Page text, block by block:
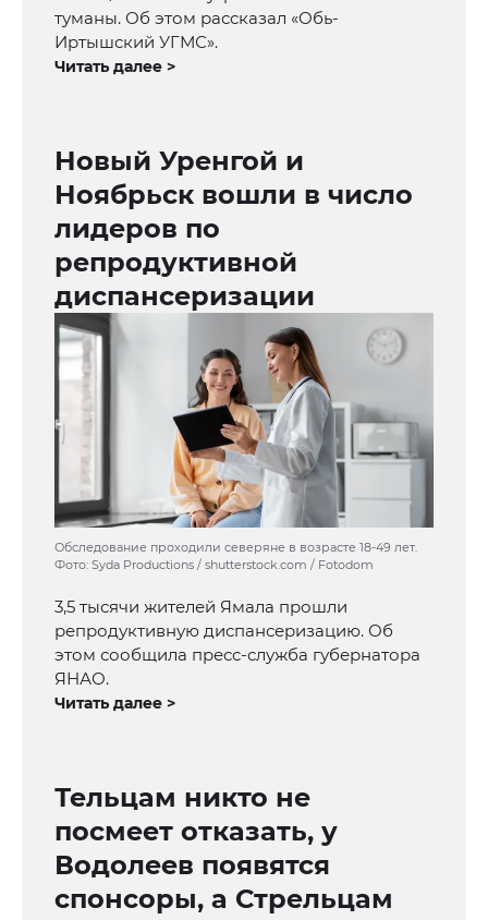
туманы. Об этом рассказал «Обь-
Иртышский УГМС».
Читать далее >
Новый Уренгой и
Ноябрьск вошли в число
лидеров по
репродуктивной
диспансеризации
Обследование проходили северяне в возрасте 18-49 лет.
Фото: Syda Productions / shutterstock.com / Fotodom
3,5 тысячи жителей Ямала прошли
репродуктивную диспансеризацию. Об
этом сообщила пресс-служба губернатора
ЯНАО.
Читать далее >
Тельцам никто не
посмеет отказать, у
Водолеев появятся
спонсоры, а Стрельцам